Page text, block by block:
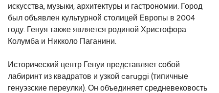
путешествовали с Grandi Navi Veloci.
искусства, музыки, архитектуры и гастрономии. Город
был объявлен культурной столицей Европы в 2004
году. Генуя также является родиной Христофора
Колумба и Никколо Паганини.
Исторический центр Генуи представляет собой
лабиринт из квадратов и узкой caruggi (типичные
генуэзские переулки). Он объединяет средневековость